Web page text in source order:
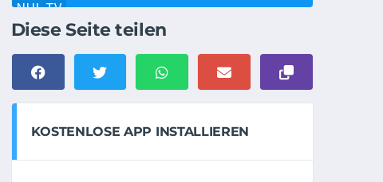
Diese Seite teilen
KOSTENLOSE APP INSTALLIEREN